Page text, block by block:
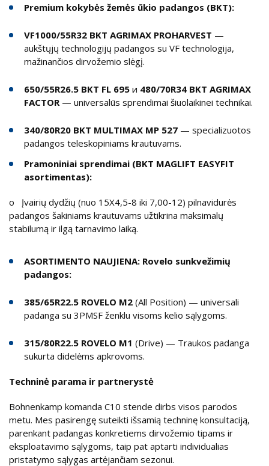
Premium kokybės žemės ūkio padangos (BKT):
VF1000/55R32 BKT AGRIMAX PROHARVEST —
aukštųjų technologijų padangos su VF technologija,
mažinančios dirvožemio slėgį.
650/55R26.5 BKT FL 695 и 480/70R34 BKT AGRIMAX
FACTOR — universalūs sprendimai šiuolaikinei technikai.
340/80R20 BKT MULTIMAX MP 527 — specializuotos
padangos teleskopiniams krautuvams.
Pramoniniai sprendimai (BKT MAGLIFT EASYFIT
asortimentas):
o Įvairių dydžių (nuo 15X4,5-8 iki 7,00-12) pilnavidurės
padangos šakiniams krautuvams užtikrina maksimalų
stabilumą ir ilgą tarnavimo laiką.
ASORTIMENTO NAUJIENA: Rovelo sunkvežimių
padangos:
385/65R22.5 ROVELO M2 (All Position) — universali
padanga su 3PMSF ženklu visoms kelio sąlygoms.
315/80R22.5 ROVELO M1 (Drive) — Traukos padanga
sukurta didelėms apkrovoms.
Techninė parama ir partnerystė
Bohnenkamp komanda C10 stende dirbs visos parodos
metu. Mes pasirengę suteikti išsamią techninę konsultaciją,
parenkant padangas konkretiems dirvožemio tipams ir
eksploatavimo sąlygoms, taip pat aptarti individualias
pristatymo sąlygas artėjančiam sezonui.